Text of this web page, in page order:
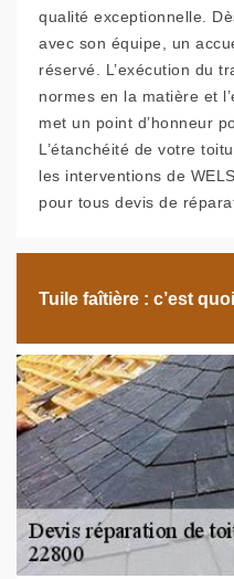
qualité exceptionnelle.
avec son équipe, un
réservé. L’exécution du
normes en la matière et
met un point d’honneur
L’étanchéité de votre
les interventions de
pour tous devis de
Tuile faîtière : c’est